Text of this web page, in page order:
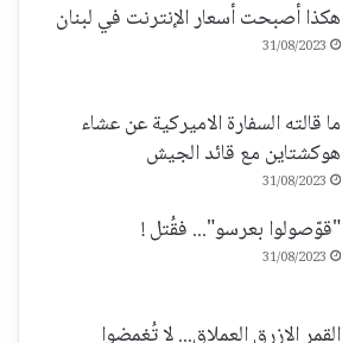
هكذا أصبحت أسعار الإنترنت في لبنان
31/08/2023
ما قالته السفارة الاميركية عن عشاء
هوكشتاين مع قائد الجيش
31/08/2023
"قوّصولوا بعرسو"... فقُتل !
31/08/2023